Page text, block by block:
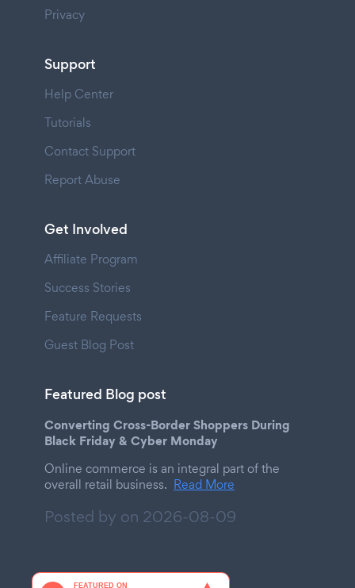
Privacy
Support
Help Center
Tutorials
Contact Support
Report Abuse
Get Involved
Affiliate Program
Success Stories
Feature Requests
Guest Blog Post
Featured Blog post
Converting Cross-Border Shoppers During
Black Friday & Cyber Monday
Online commerce is an integral part of the
overall retail business. Read More
Posted by on 2026-08-09